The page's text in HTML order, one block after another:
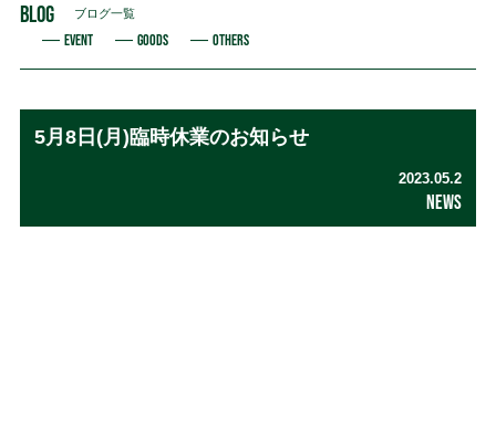
5月8日(月)臨時休業のお知らせ
2023.05.2
NEWS
BLOG ブログ一覧
EVENT GOODS OTHERS